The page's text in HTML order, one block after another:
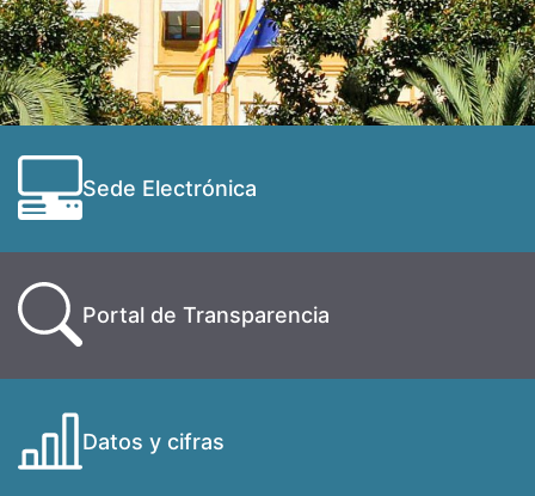
Sede Electrónica
Portal de Transparencia
Datos y cifras